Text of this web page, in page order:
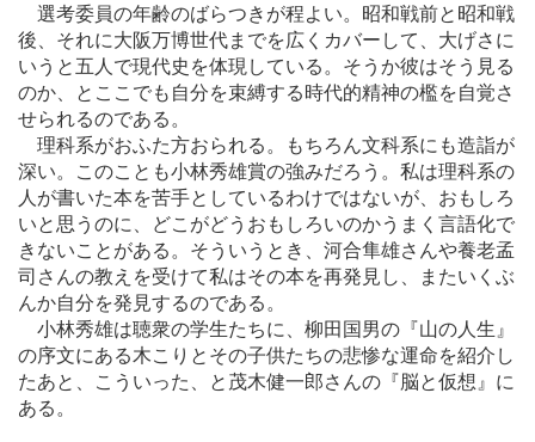
選考委員の年齢のばらつきが程よい。昭和戦前と昭和戦
後、それに大阪万博世代までを広くカバーして、大げさに
いうと五人で現代史を体現している。そうか彼はそう見る
のか、とここでも自分を束縛する時代的精神の檻を自覚さ
せられるのである。
理科系がおふた方おられる。もちろん文科系にも造詣が
深い。このことも小林秀雄賞の強みだろう。私は理科系の
人が書いた本を苦手としているわけではないが、おもしろ
いと思うのに、どこがどうおもしろいのかうまく言語化で
きないことがある。そういうとき、河合隼雄さんや養老孟
司さんの教えを受けて私はその本を再発見し、またいくぶ
んか自分を発見するのである。
小林秀雄は聴衆の学生たちに、柳田国男の『山の人生』
の序文にある木こりとその子供たちの悲惨な運命を紹介し
たあと、こういった、と茂木健一郎さんの『脳と仮想』に
ある。